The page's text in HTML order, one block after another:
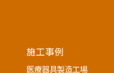
施工事例
医療器具製造工場